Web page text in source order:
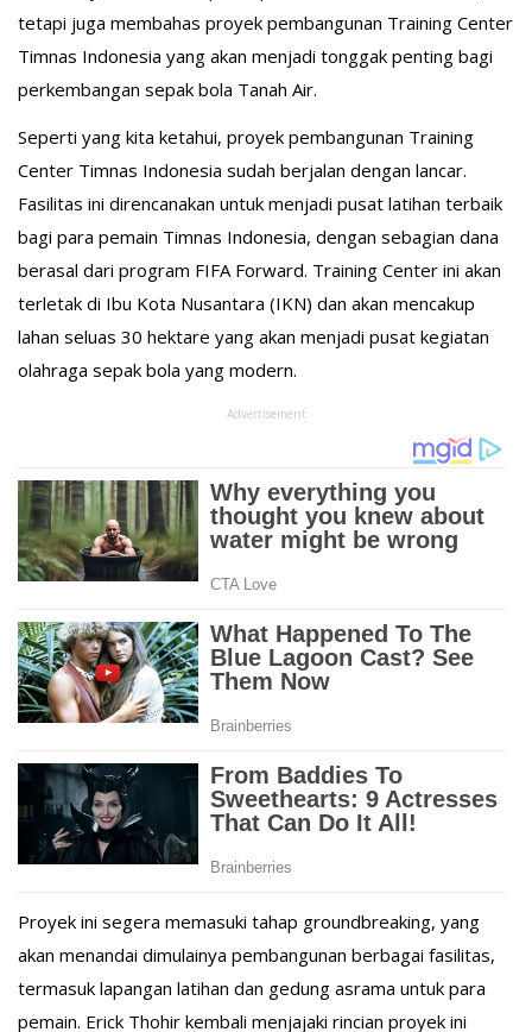
tetapi juga membahas proyek pembangunan Training Center
Timnas Indonesia yang akan menjadi tonggak penting bagi
perkembangan sepak bola Tanah Air.
Seperti yang kita ketahui, proyek pembangunan Training
Center Timnas Indonesia sudah berjalan dengan lancar.
Fasilitas ini direncanakan untuk menjadi pusat latihan terbaik
bagi para pemain Timnas Indonesia, dengan sebagian dana
berasal dari program FIFA Forward. Training Center ini akan
terletak di Ibu Kota Nusantara (IKN) dan akan mencakup
lahan seluas 30 hektare yang akan menjadi pusat kegiatan
olahraga sepak bola yang modern.
Advertisement
Proyek ini segera memasuki tahap groundbreaking, yang
akan menandai dimulainya pembangunan berbagai fasilitas,
termasuk lapangan latihan dan gedung asrama untuk para
pemain. Erick Thohir kembali menjajaki rincian proyek ini